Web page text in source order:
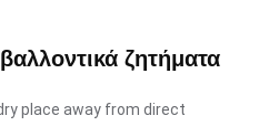
ζητήματα
place away from direct